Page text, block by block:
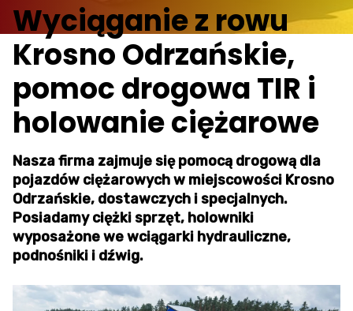
Wyciąganie z rowu
Krosno Odrzańskie,
pomoc drogowa TIR i
holowanie ciężarowe
Nasza firma zajmuje się pomocą drogową dla
pojazdów ciężarowych w miejscowości Krosno
Odrzańskie, dostawczych i specjalnych.
Posiadamy ciężki sprzęt, holowniki
wyposażone we wciągarki hydrauliczne,
podnośniki i dźwig.